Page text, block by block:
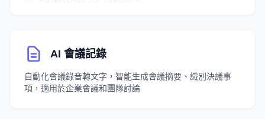
AI 會議記錄
自動化會議錄音轉文字，智能生成會議摘要、識別決議事
項，適用於企業會議和團隊討論